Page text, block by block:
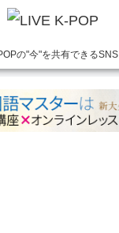
の"今"を共有できるSNS